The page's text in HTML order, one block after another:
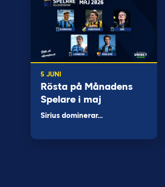
5 JUNI
Rösta på Månadens
Spelare i maj
Sirius dominerar…